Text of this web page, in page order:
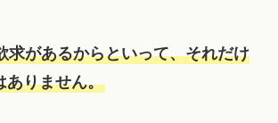
求があるからといって、それだけ
ありません。